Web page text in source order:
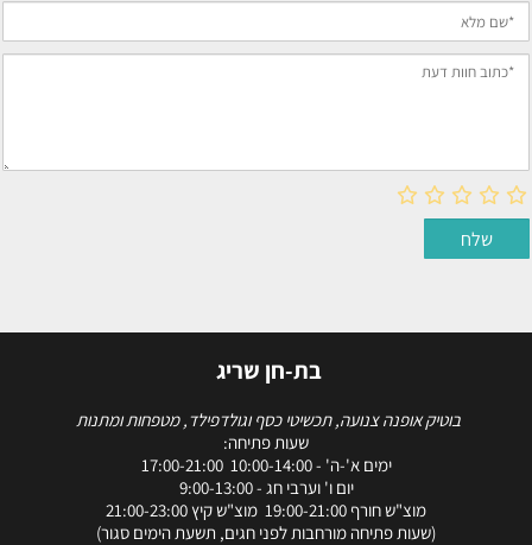
בת-חן שריג
בוטיק אופנה צנועה, תכשיטי כסף וגולדפילד, מטפחות ומתנות
שעות פתיחה:
ימים א'-ה' - 10:00-14:00 17:00-21:00
יום ו' וערבי חג - 9:00-13:00
מוצ"ש חורף 19:00-21:00 מוצ"ש קיץ 21:00-23:00
(שעות פתיחה מורחבות לפני חגים, תשעת הימים סגור)